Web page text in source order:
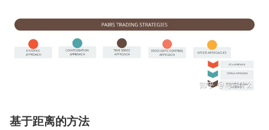
基于距离的方法